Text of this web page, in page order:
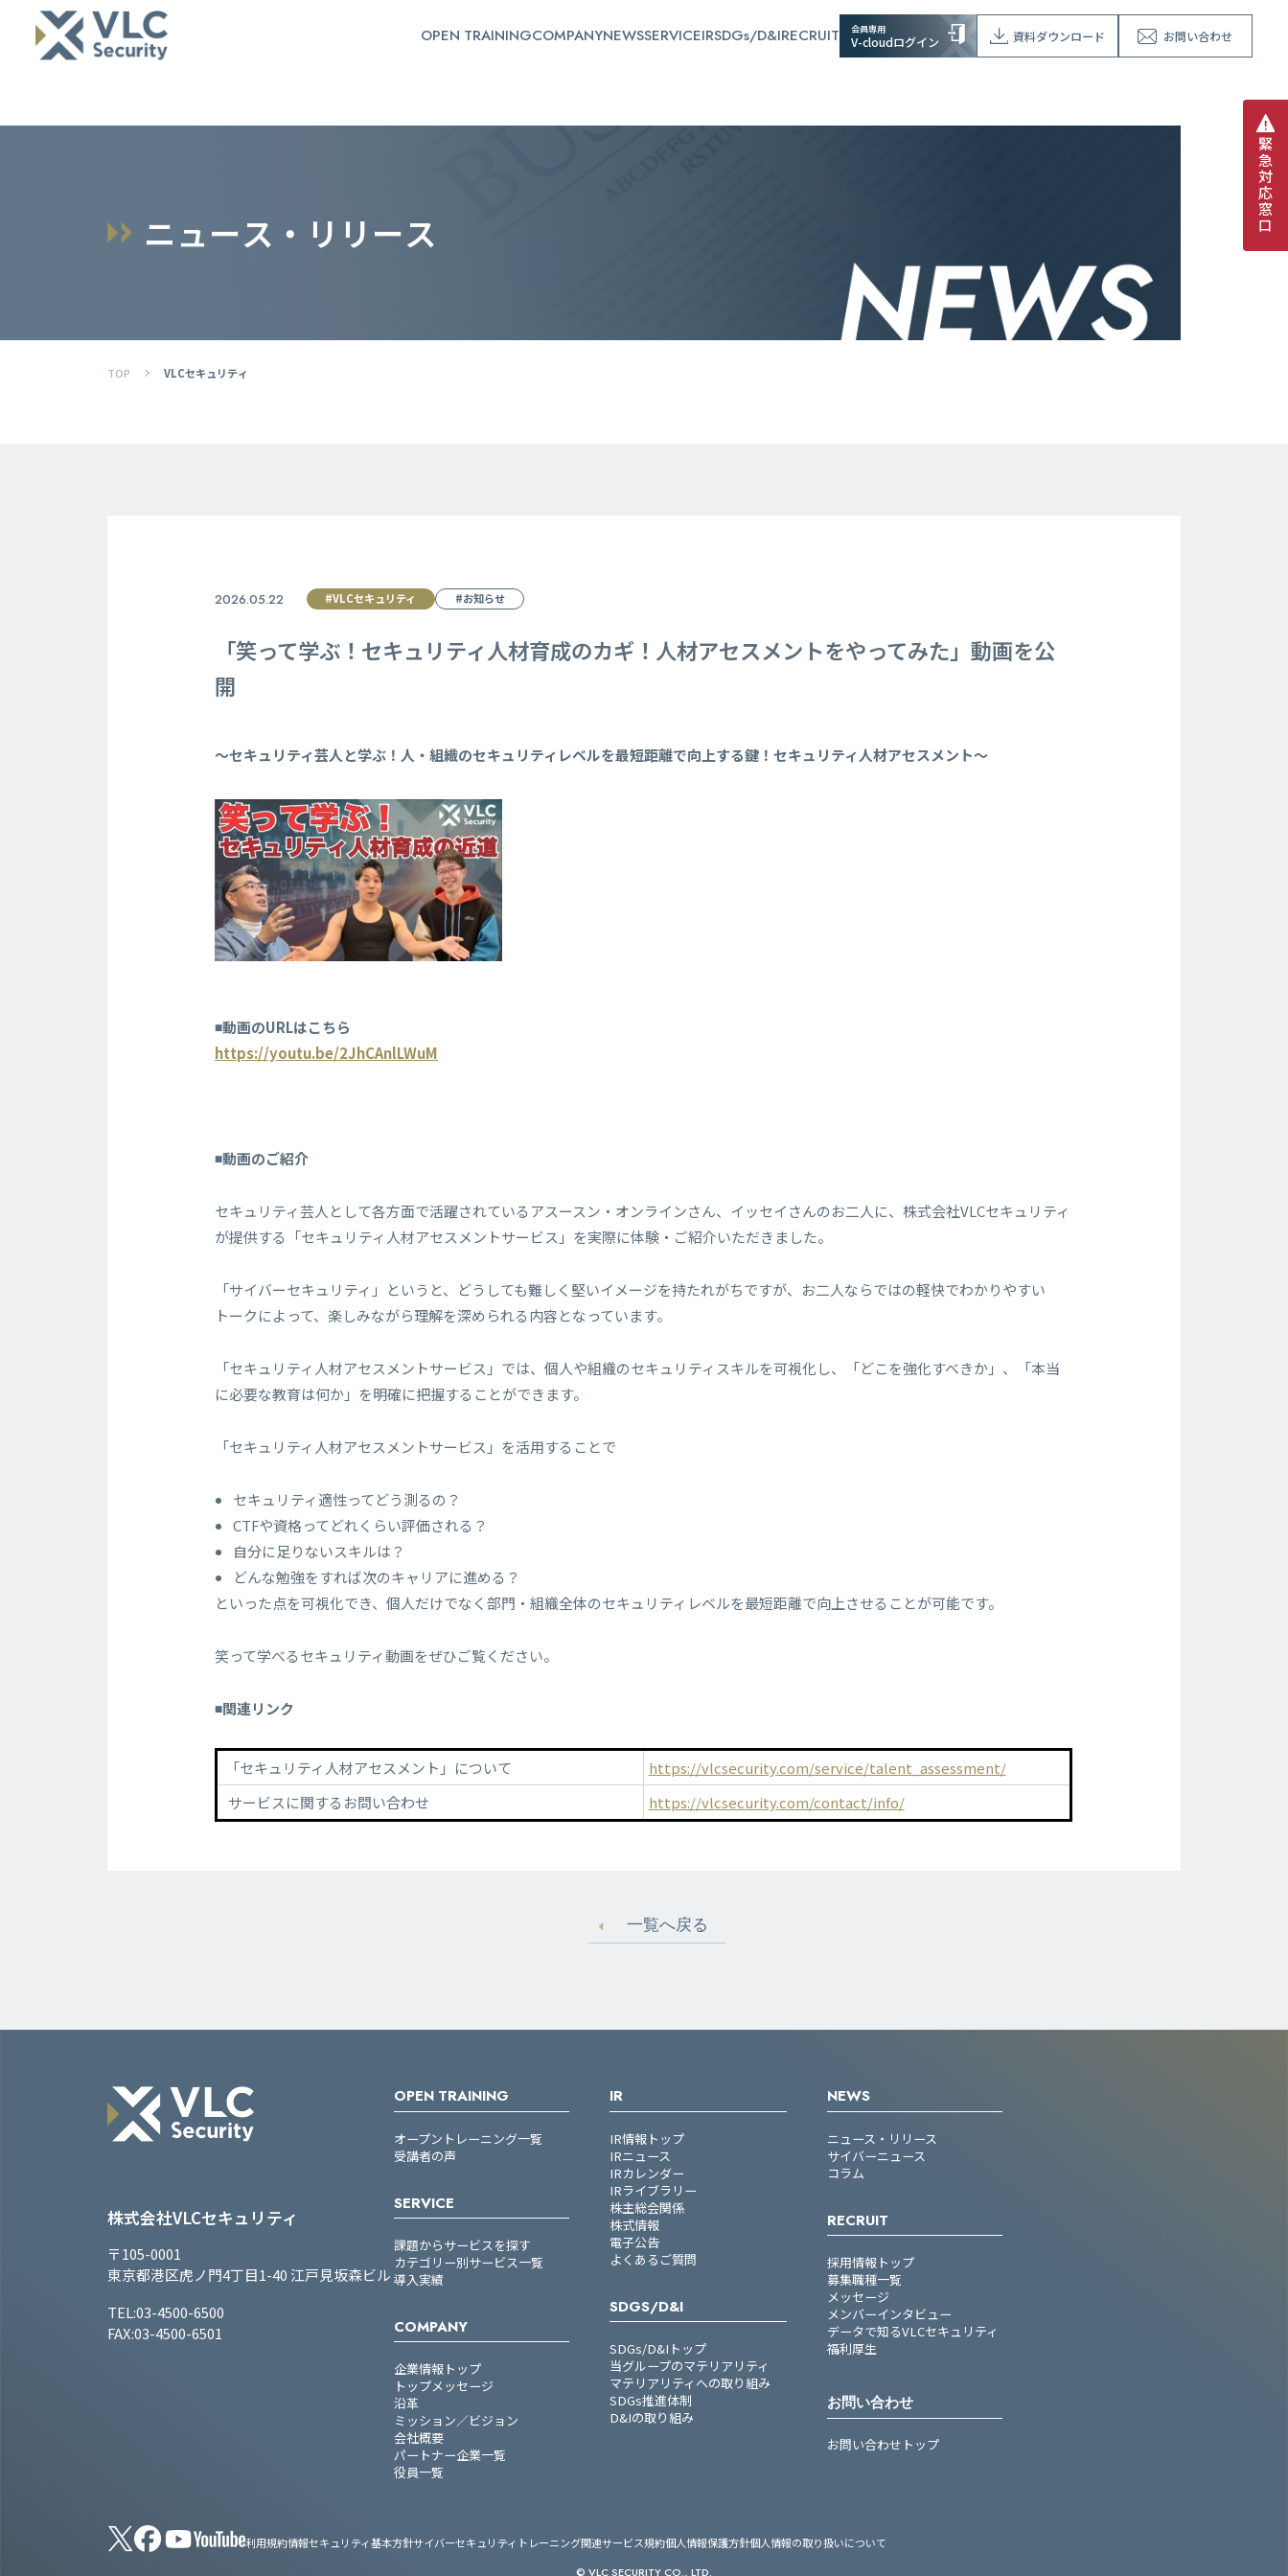
OPEN TRAININGCOMPANYNEWSSERVICEIRSDGs/D&IRECRUIT 会員専用
V-cloudログイン 資料ダウンロード お問い合わせ
緊
急
対
応
窓
口
ニュース ・ リ リ ース
TOP VLCセキュリティ
2026.05.22 #VLCセキュリティ #お知らせ
「笑って学ぶ！セキュリティ人材育成のカギ！人材アセスメントをやってみた」動画を公
開
〜セキュリティ芸人と学ぶ！人・組織のセキュリティレベルを最短距離で向上する鍵！セキュリティ人材アセスメント〜
◾️動画のURLはこちら
https://youtu.be/2JhCAnlLWuM
◾️動画のご紹介
セキュリティ芸人として各方面で活躍されているアスースン・オンラインさん、イッセイさんのお二人に、株式会社VLCセキュリティ
が提供する「セキュリティ人材アセスメントサービス」を実際に体験・ご紹介いただきました。
「サイバーセキュリティ」というと、どうしても難しく堅いイメージを持たれがちですが、お二人ならではの軽快でわかりやすい
トークによって、楽しみながら理解を深められる内容となっています。
「セキュリティ人材アセスメントサービス」では、個人や組織のセキュリティスキルを可視化し、「どこを強化すべきか」、「本当
に必要な教育は何か」を明確に把握することができます。
「セキュリティ人材アセスメントサービス」を活用することで
セキュリティ適性ってどう測るの？
CTFや資格ってどれくらい評価される？
自分に足りないスキルは？
どんな勉強をすれば次のキャリアに進める？
といった点を可視化でき、個人だけでなく部門・組織全体のセキュリティレベルを最短距離で向上させることが可能です。
笑って学べるセキュリティ動画をぜひご覧ください。
◾️関連リンク
「セキュリティ人材アセスメント」について
https://vlcsecurity.com/service/talent_assessment/
サービスに関するお問い合わせ
https://vlcsecurity.com/contact/info/
一覧へ戻る
株式会社VLCセキュリティ
〒105-0001
東京都港区虎ノ門4丁目1-40 江戸見坂森ビル
TEL:03-4500-6500
FAX:03-4500-6501
OPEN TRAINING
オープントレーニング一覧
受講者の声
SERVICE
課題からサービスを探す
カテゴリー別サービス一覧
導入実績
COMPANY
企業情報トップ
トップメッセージ
沿革
ミッション／ビジョン
会社概要
パートナー企業一覧
役員一覧
IR
IR情報トップ
IRニュース
IRカレンダー
IRライブラリー
株主総会関係
株式情報
電子公告
よくあるご質問
SDGS/D&I
SDGs/D&Iトップ
当グループのマテリアリティ
マテリアリティへの取り組み
SDGs推進体制
D&Iの取り組み
NEWS
ニュース・リリース
サイバーニュース
コラム
RECRUIT
採用情報トップ
募集職種一覧
メッセージ
メンバーインタビュー
データで知るVLCセキュリティ
福利厚生
お問い合わせ
お問い合わせトップ
利用規約情報セキュリティ基本方針サイバーセキュリティトレーニング関連サービス規約個人情報保護方針個人情報の取り扱いについて
© VLC SECURITY CO., LTD.